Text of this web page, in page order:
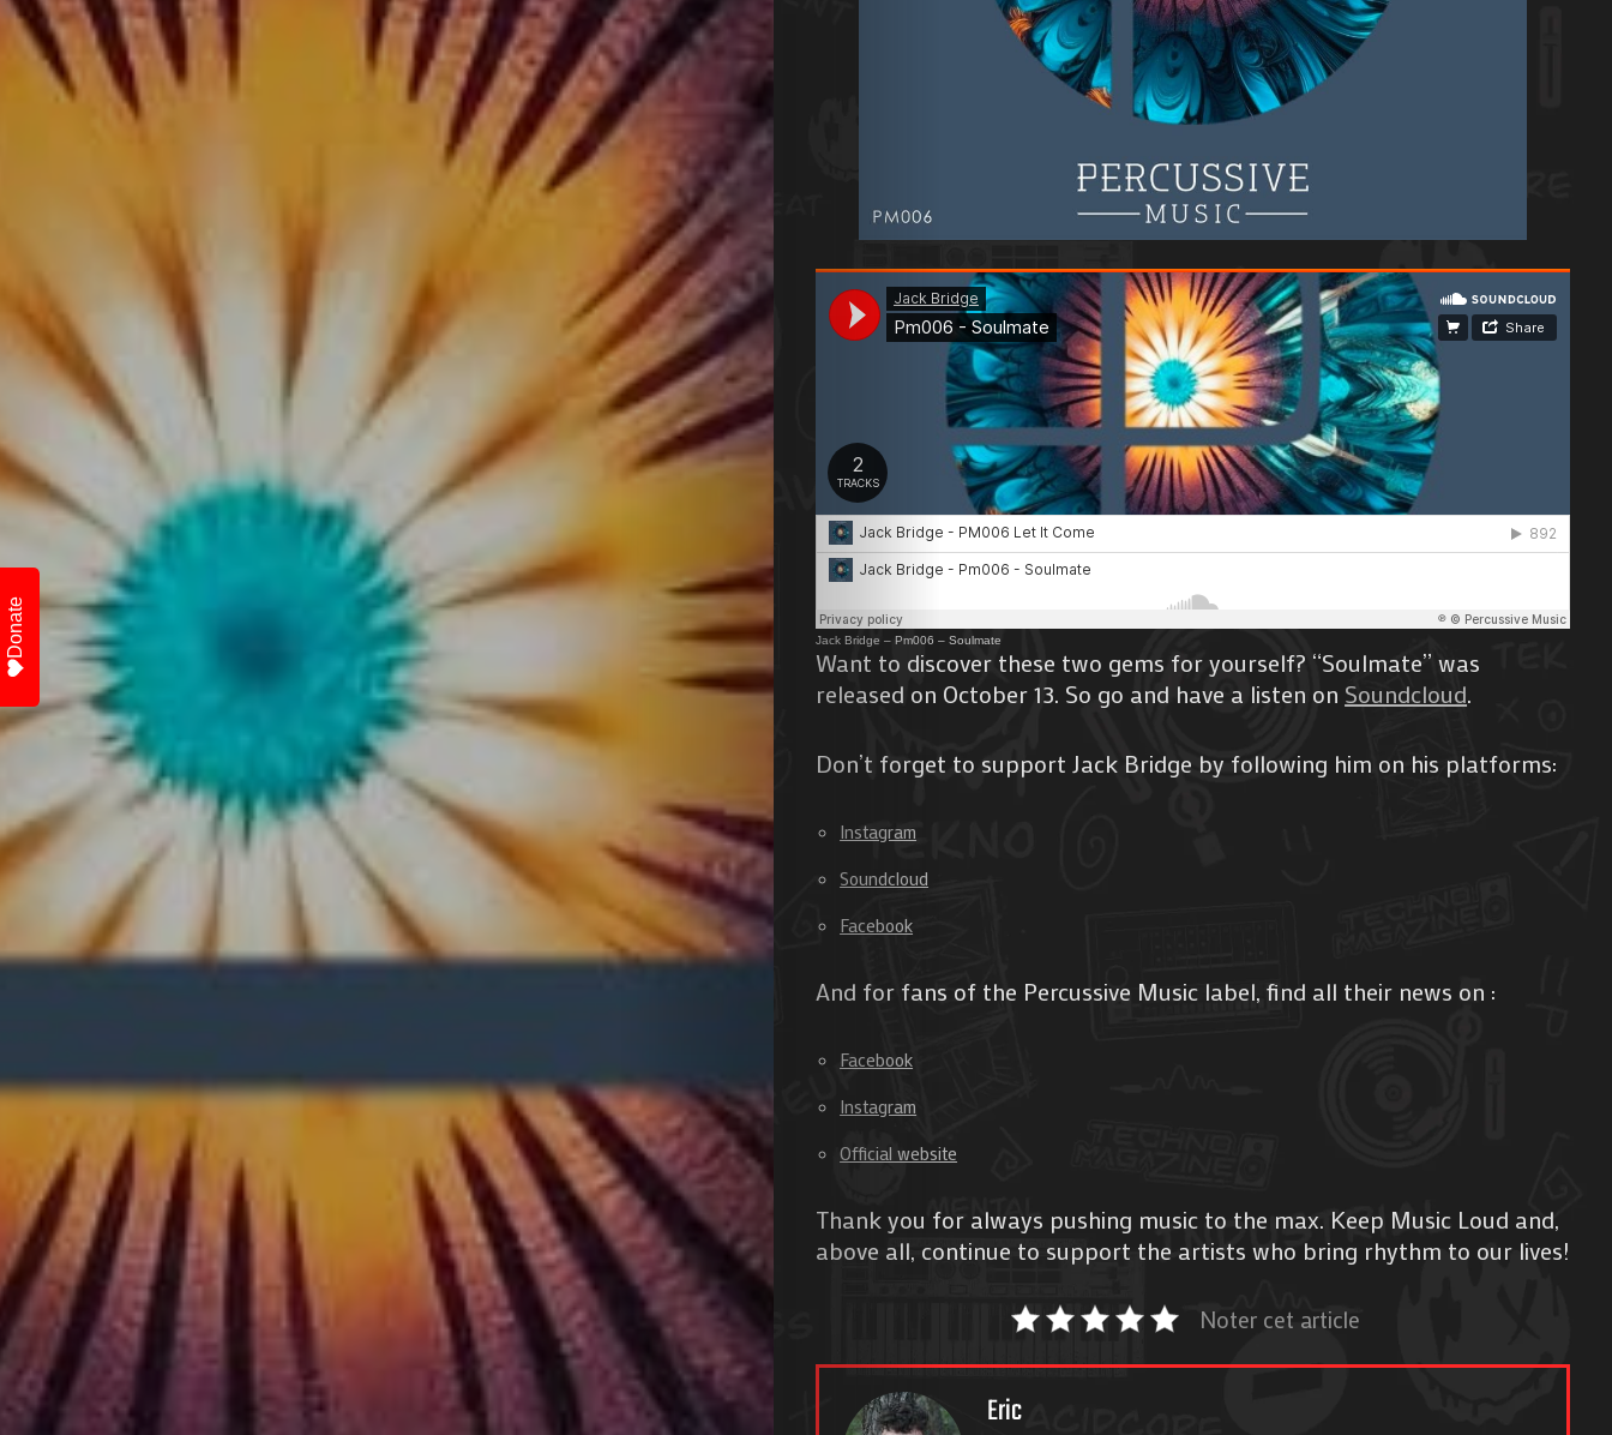
Agenda
Galerie
Magazine
À
Propos
de
Nous
Jack Bridge –Pm006 – Soulmate
Want to discover these two gems for yourself? “Soulmate” was
released on October 13. So go and have a listen on Soundcloud.
Don’t forget to support Jack Bridge by following him on his platforms:
Instagram
Soundcloud
Facebook
And for fans of the Percussive Music label, find all their news on :
Facebook
Instagram
Official website
Thank you for always pushing music to the max. Keep Music Loud and,
above all, continue to support the artists who bring rhythm to our lives!
Noter cet article
Eric
Donate